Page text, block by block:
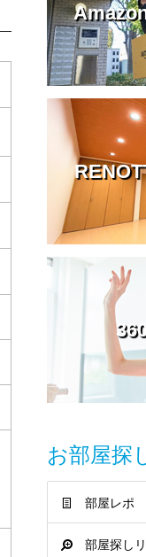
お部屋探
部屋レポ
部屋探し